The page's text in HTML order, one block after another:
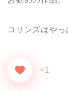
コリンズはやっ
+1